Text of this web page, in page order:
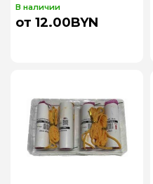
В наличии
от 12.00BYN